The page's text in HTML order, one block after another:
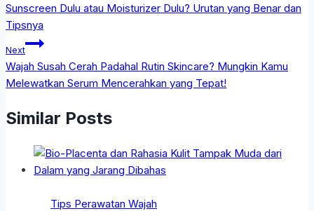
Sunscreen Dulu atau Moisturizer Dulu? Urutan yang Benar dan
Tipsnya
Next
Wajah Susah Cerah Padahal Rutin Skincare? Mungkin Kamu
Melewatkan Serum Mencerahkan yang Tepat!
Similar Posts
Tips Perawatan Wajah